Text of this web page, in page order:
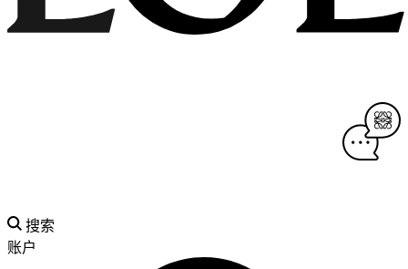
搜索
账户